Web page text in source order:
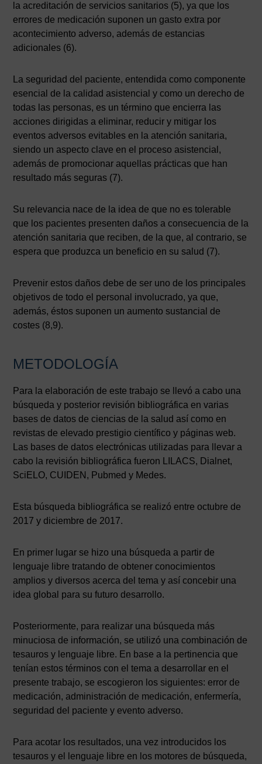
la acreditación de servicios sanitarios (5), ya que los
errores de medicación suponen un gasto extra por
acontecimiento adverso, además de estancias
adicionales (6).
La seguridad del paciente, entendida como componente
esencial de la calidad asistencial y como un derecho de
todas las personas, es un término que encierra las
acciones dirigidas a eliminar, reducir y mitigar los
eventos adversos evitables en la atención sanitaria,
siendo un aspecto clave en el proceso asistencial,
además de promocionar aquellas prácticas que han
resultado más seguras (7).
Su relevancia nace de la idea de que no es tolerable
que los pacientes presenten daños a consecuencia de la
atención sanitaria que reciben, de la que, al contrario, se
espera que produzca un beneficio en su salud (7).
Prevenir estos daños debe de ser uno de los principales
objetivos de todo el personal involucrado, ya que,
además, éstos suponen un aumento sustancial de
costes (8,9).
METODOLOGÍA
Para la elaboración de este trabajo se llevó a cabo una
búsqueda y posterior revisión bibliográfica en varias
bases de datos de ciencias de la salud así como en
revistas de elevado prestigio científico y páginas web.
Las bases de datos electrónicas utilizadas para llevar a
cabo la revisión bibliográfica fueron LILACS, Dialnet,
SciELO, CUIDEN, Pubmed y Medes.
Esta búsqueda bibliográfica se realizó entre octubre de
2017 y diciembre de 2017.
En primer lugar se hizo una búsqueda a partir de
lenguaje libre tratando de obtener conocimientos
amplios y diversos acerca del tema y así concebir una
idea global para su futuro desarrollo.
Posteriormente, para realizar una búsqueda más
minuciosa de información, se utilizó una combinación de
tesauros y lenguaje libre. En base a la pertinencia que
tenían estos términos con el tema a desarrollar en el
presente trabajo, se escogieron los siguientes: error de
medicación, administración de medicación, enfermería,
seguridad del paciente y evento adverso.
Para acotar los resultados, una vez introducidos los
tesauros y el lenguaje libre en los motores de búsqueda,